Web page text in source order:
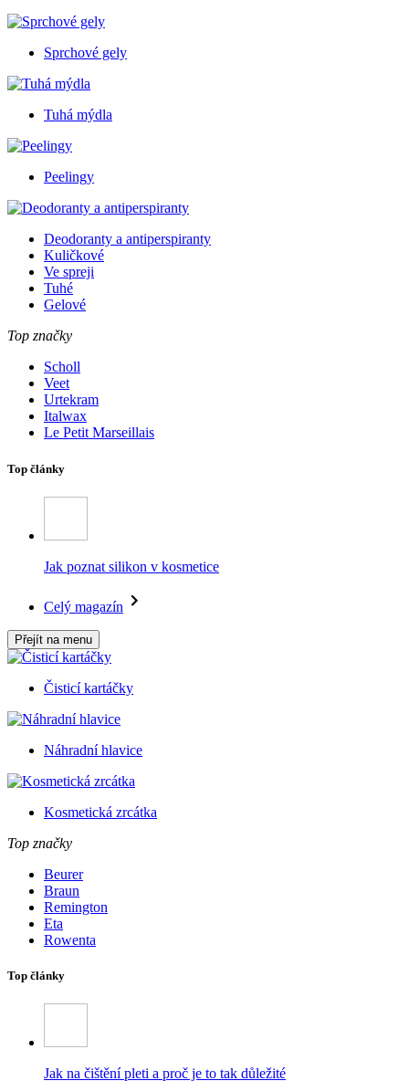
Sprchové gely
Tuhá mýdla
Peelingy
Deodoranty a antiperspiranty
Kuličkové
Ve spreji
Tuhé
Gelové
Top značky
Scholl
Veet
Urtekram
Italwax
Le Petit Marseillais
Top články
Jak poznat silikon v kosmetice
Celý magazín
Přejít na menu
Čisticí kartáčky
Náhradní hlavice
Kosmetická zrcátka
Top značky
Beurer
Braun
Remington
Eta
Rowenta
Top články
Jak na čištění pleti a proč je to tak důležité